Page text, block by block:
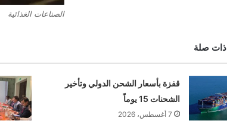
الصناعات الغذائية
صلة
قفزة بأسعار الشحن الدولي وتأخير
الشحنات 15 يوماً
7 أغسطس، 2026